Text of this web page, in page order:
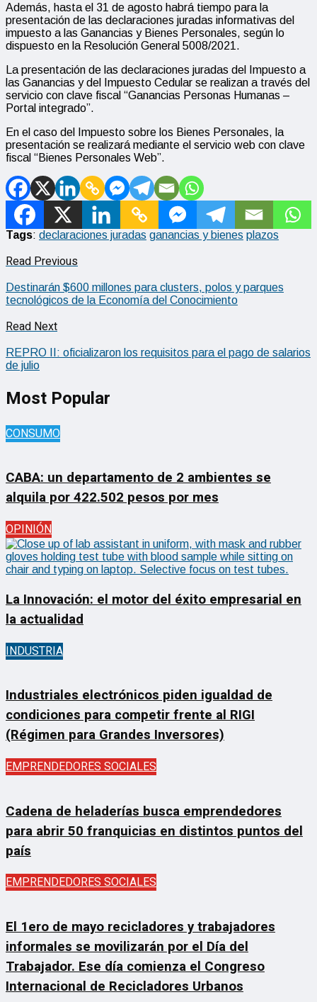
Además, hasta el 31 de agosto habrá tiempo para la
presentación de las declaraciones juradas informativas del
impuesto a las Ganancias y Bienes Personales, según lo
dispuesto en la Resolución General 5008/2021.
La presentación de las declaraciones juradas del Impuesto a
las Ganancias y del Impuesto Cedular se realizan a través del
servicio con clave fiscal “Ganancias Personas Humanas –
Portal integrado”.
En el caso del Impuesto sobre los Bienes Personales, la
presentación se realizará mediante el servicio web con clave
fiscal “Bienes Personales Web”.
Tags: declaraciones juradas ganancias y bienes plazos
Read Previous
Destinarán $600 millones para clusters, polos y parques
tecnológicos de la Economía del Conocimiento
Read Next
REPRO II: oficializaron los requisitos para el pago de salarios
de julio
Most Popular
CONSUMO
CABA: un departamento de 2 ambientes se
alquila por 422.502 pesos por mes
OPINIÓN
La Innovación: el motor del éxito empresarial en
la actualidad
INDUSTRIA
Industriales electrónicos piden igualdad de
condiciones para competir frente al RIGI
(Régimen para Grandes Inversores)
EMPRENDEDORES SOCIALES
Cadena de heladerías busca emprendedores
para abrir 50 franquicias en distintos puntos del
país
EMPRENDEDORES SOCIALES
El 1ero de mayo recicladores y trabajadores
informales se movilizarán por el Día del
Trabajador. Ese día comienza el Congreso
Internacional de Recicladores Urbanos